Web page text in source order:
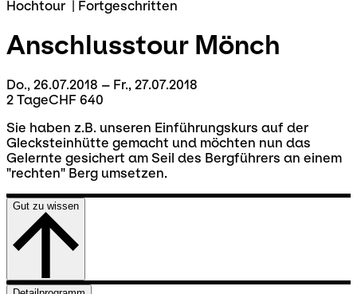
Hochtour | Fortgeschritten
Anschlusstour Mönch
Do., 26.07.2018 – Fr., 27.07.2018
2 TageCHF 640
Sie haben z.B. unseren Einführungskurs auf der
Glecksteinhütte gemacht und möchten nun das
Gelernte gesichert am Seil des Bergführers an einem
"rechten" Berg umsetzen.
Gut zu wissen